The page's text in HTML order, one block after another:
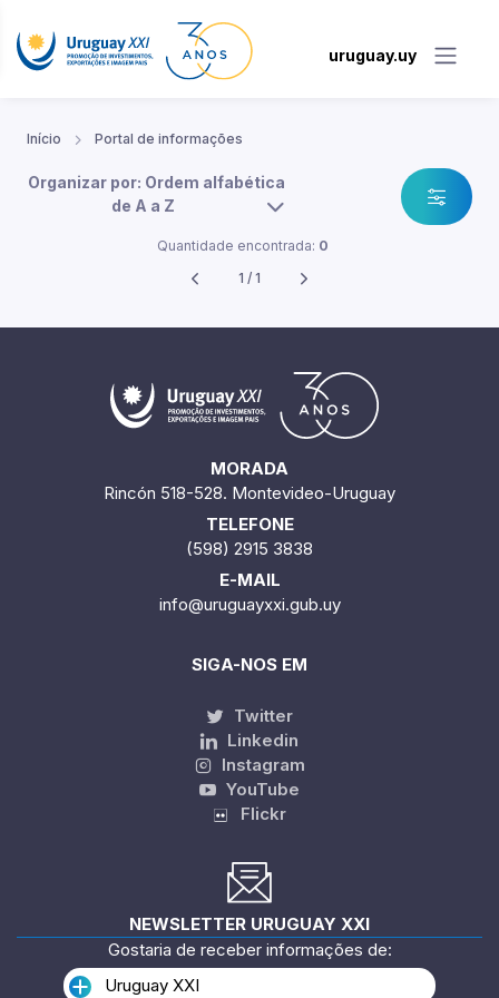
uruguay.uy
Início Portal de informações
Organizar por: Ordem alfabética
de A a Z
Quantidade encontrada: 0
1 / 1
MORADA
Rincón 518-528. Montevideo-Uruguay
TELEFONE
(598) 2915 3838
E-MAIL
info@uruguayxxi.gub.uy
SIGA-NOS EM
Twitter
Linkedin
Instagram
YouTube
Flickr
NEWSLETTER URUGUAY XXI
Gostaria de receber informações de:
Uruguay XXI